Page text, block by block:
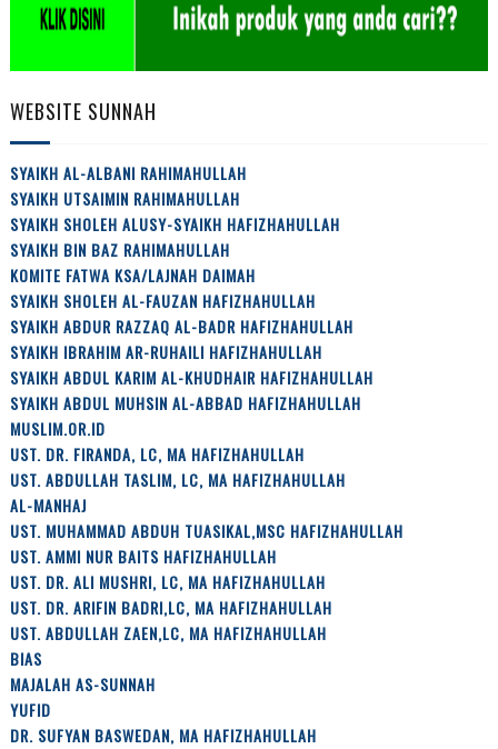
WEBSITE SUNNAH
SYAIKH AL-ALBANI RAHIMAHULLAH
SYAIKH UTSAIMIN RAHIMAHULLAH
SYAIKH SHOLEH ALUSY-SYAIKH HAFIZHAHULLAH
SYAIKH BIN BAZ RAHIMAHULLAH
KOMITE FATWA KSA/LAJNAH DAIMAH
SYAIKH SHOLEH AL-FAUZAN HAFIZHAHULLAH
SYAIKH ABDUR RAZZAQ AL-BADR HAFIZHAHULLAH
SYAIKH IBRAHIM AR-RUHAILI HAFIZHAHULLAH
SYAIKH ABDUL KARIM AL-KHUDHAIR HAFIZHAHULLAH
SYAIKH ABDUL MUHSIN AL-ABBAD HAFIZHAHULLAH
MUSLIM.OR.ID
UST. DR. FIRANDA, LC, MA HAFIZHAHULLAH
UST. ABDULLAH TASLIM, LC, MA HAFIZHAHULLAH
AL-MANHAJ
UST. MUHAMMAD ABDUH TUASIKAL,MSC HAFIZHAHULLAH
UST. AMMI NUR BAITS HAFIZHAHULLAH
UST. DR. ALI MUSHRI, LC, MA HAFIZHAHULLAH
UST. DR. ARIFIN BADRI,LC, MA HAFIZHAHULLAH
UST. ABDULLAH ZAEN,LC, MA HAFIZHAHULLAH
BIAS
MAJALAH AS-SUNNAH
YUFID
DR. SUFYAN BASWEDAN, MA HAFIZHAHULLAH